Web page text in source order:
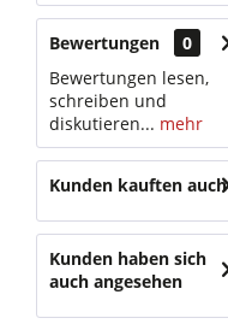
Bewertungen
0
Bewertungen lesen,
schreiben und
diskutieren... mehr
Kunden kauften auch
Kunden haben sich
auch angesehen